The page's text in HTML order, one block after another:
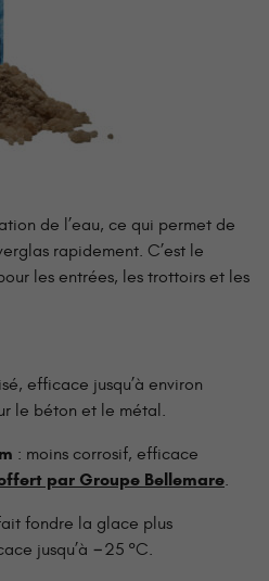
de l’eau, ce qui permet de
rapidement. C’est le
les entrées, les trottoirs et les
efficace jusqu’à environ
le béton et le métal.
: moins corrosif, efficace
par Groupe Bellemare.
fondre la glace plus
jusqu’à −25 °C.